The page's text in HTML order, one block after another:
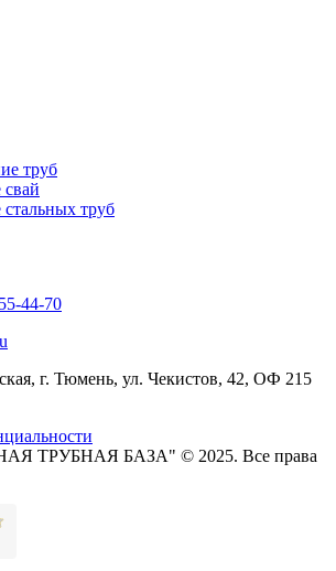
труб
свай
труб
44-70
г. Тюмень, ул. Чекистов, 42, ОФ 215
ТРУБНАЯ БАЗА" © 2025. Все права